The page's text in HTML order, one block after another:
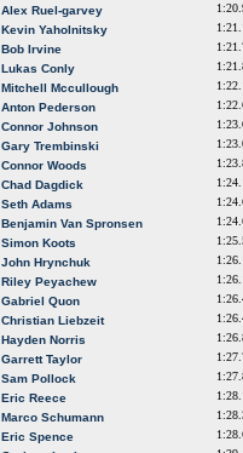
Alex Ruel-garvey
Kevin Yaholnitsky
Bob Irvine
Lukas Conly
Mitchell Mccullough
Anton Pederson
Connor Johnson
Gary Trembinski
Connor Woods
Chad Dagdick
Seth Adams
Benjamin Van Spronsen
Simon Koots
John Hrynchuk
Riley Peyachew
Gabriel Quon
Christian Liebzeit
Hayden Norris
Garrett Taylor
Sam Pollock
Eric Reece
Marco Schumann
Eric Spence